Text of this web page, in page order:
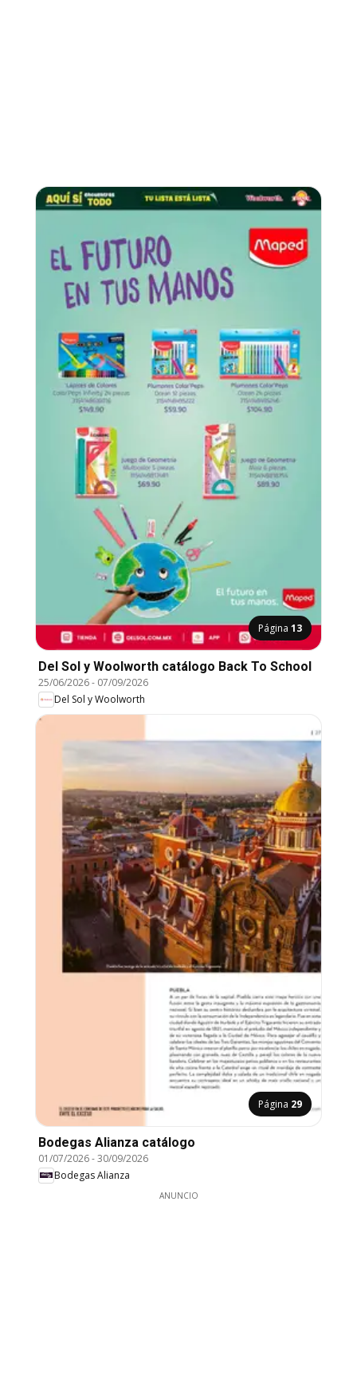
Página 13
Del Sol y Woolworth catálogo Back To School
25/06/2026- 07/09/2026
Del Sol y Woolworth
Página 29
Bodegas Alianza catálogo
01/07/2026-30/09/2026
Bodegas Alianza
ANUNCIO